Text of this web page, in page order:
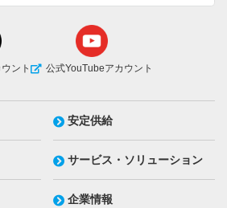
ント 公式YouTubeアカウント
安定供給
サービス・ソリューション
企業情報